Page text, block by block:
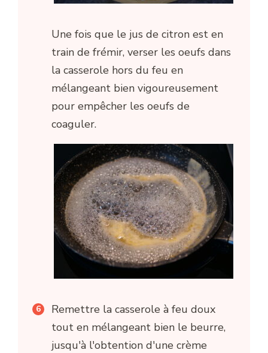
Une fois que le jus de citron est en
train de frémir, verser les oeufs dans
la casserole hors du feu en
mélangeant bien vigoureusement
pour empêcher les oeufs de
coaguler.
Remettre la casserole à feu doux
tout en mélangeant bien le beurre,
jusqu'à l'obtention d'une crème